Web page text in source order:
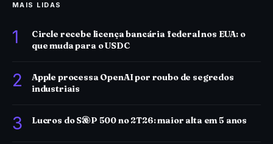
MAIS LIDAS
1
Circle recebe licença bancária federal nos EUA: o
que muda para o USDC
2
Apple processa OpenAI por roubo de segredos
industriais
3 Lucros do S&P 500 no 2T26: maior alta em 5 anos